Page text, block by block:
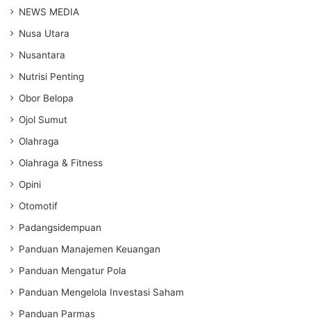
NEWS MEDIA
Nusa Utara
Nusantara
Nutrisi Penting
Obor Belopa
Ojol Sumut
Olahraga
Olahraga & Fitness
Opini
Otomotif
Padangsidempuan
Panduan Manajemen Keuangan
Panduan Mengatur Pola
Panduan Mengelola Investasi Saham
Panduan Parmas